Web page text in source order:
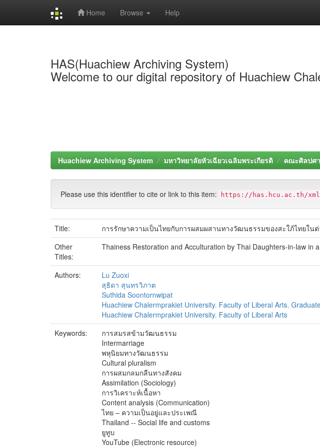
Home Browse Help
HAS(Huachiew Archiving System)
Welcome to our digital repository of Huachiew
Huachiew Archiving System มหาวิทยาลัยหัวเฉียวเฉลิมพระเกียรติ คณะศิลปศ
Please use this identifier to cite or link to this item: https://has.hcu.ac.th/
Title:
การรักษาความเป็นไทยกับการผสมผสานทางวัฒนธรรมของสะใภ้ไทยใน
Other
Titles:
Thainess Restoration and Acculturation by Thai Daughters-in-law in
Authors:
Lu Zuoxi
สุธิดา สุนทรวิภาต
Suthida Soontornwipat
Huachiew Chalermprakiet University. Faculty of Liberal Arts.
Huachiew Chalermprakiet University. Faculty of Liberal Arts
Keywords:
การสมรสข้ามวัฒนธรรม
Intermarriage
พหุนิยมทางวัฒนธรรม
Cultural pluralism
การผสมกลมกลืนทางสังคม
Assimilation (Sociology)
การวิเคราะห์เนื้อหา
Content analysis (Communication)
ไทย – ความเป็นอยู่และประเพณี
Thailand -- Social life and customs
ยูทูบ
YouTube (Electronic resource)